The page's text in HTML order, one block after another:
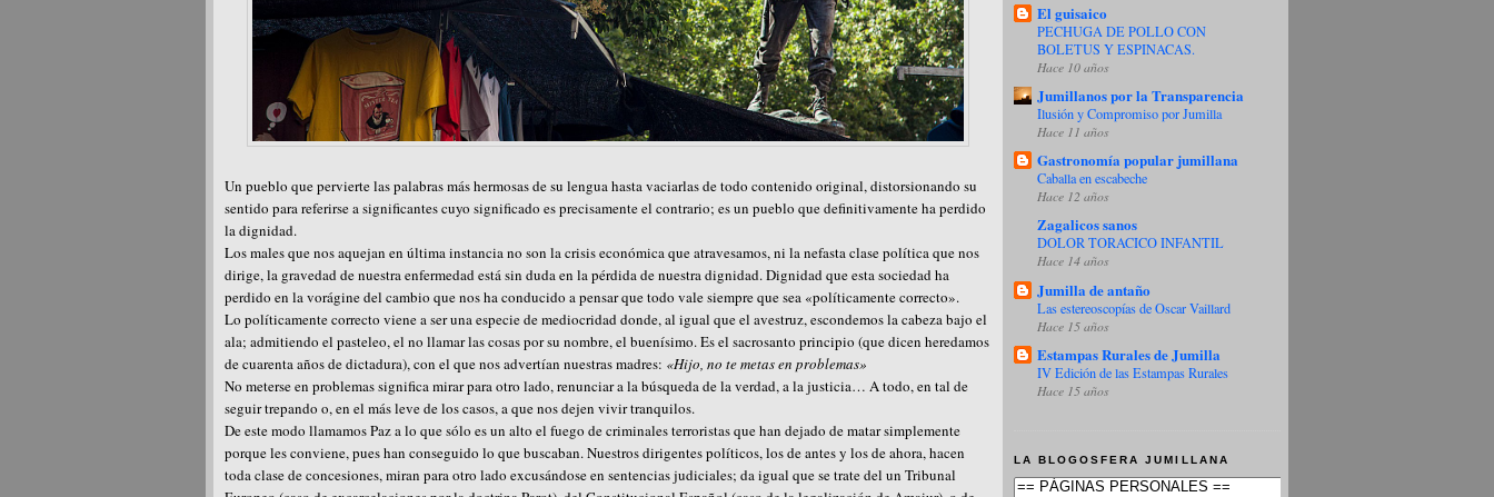
Un pueblo que pervierte las palabras más hermosas de su lengua hasta vaciarlas de todo contenido original, distorsionando su
sentido para referirse a significantes cuyo significado es precisamente el contrario; es un pueblo que definitivamente ha perdido
la dignidad.
Los males que nos aquejan en última instancia no son la crisis económica que atravesamos, ni la nefasta clase política que nos
dirige, la gravedad de nuestra enfermedad está sin duda en la pérdida de nuestra dignidad. Dignidad que esta sociedad ha
perdido en la vorágine del cambio que nos ha conducido a pensar que todo vale siempre que sea «políticamente correcto».
Lo políticamente correcto viene a ser una especie de mediocridad donde, al igual que el avestruz, escondemos la cabeza bajo el
ala; admitiendo el pasteleo, el no llamar las cosas por su nombre, el buenísimo. Es el sacrosanto principio (que dicen heredamos
de cuarenta años de dictadura), con el que nos advertían nuestras madres: «Hijo, no te metas en problemas»
No meterse en problemas significa mirar para otro lado, renunciar a la búsqueda de la verdad, a la justicia… A todo, en tal de
seguir trepando o, en el más leve de los casos, a que nos dejen vivir tranquilos.
De este modo llamamos Paz a lo que sólo es un alto el fuego de criminales terroristas que han dejado de matar simplemente
porque les conviene, pues han conseguido lo que buscaban. Nuestros dirigentes políticos, los de antes y los de ahora, hacen
toda clase de concesiones, miran para otro lado excusándose en sentencias judiciales; da igual que se trate del un Tribunal
El guisaico
PECHUGA DE POLLO CON
BOLETUS Y ESPINACAS.
Hace 10 años
Jumillanos por la Transparencia
Ilusión y Compromiso por Jumilla
Hace 11 años
Gastronomía popular jumillana
Caballa en escabeche
Hace 12 años
Zagalicos sanos
DOLOR TORACICO INFANTIL
Hace 14 años
Jumilla de antaño
Las estereoscopías de Oscar Vaillard
Hace 15 años
Estampas Rurales de Jumilla
IV Edición de las Estampas Rurales
Hace 15 años
LA BLOGOSFERA JUMILLANA